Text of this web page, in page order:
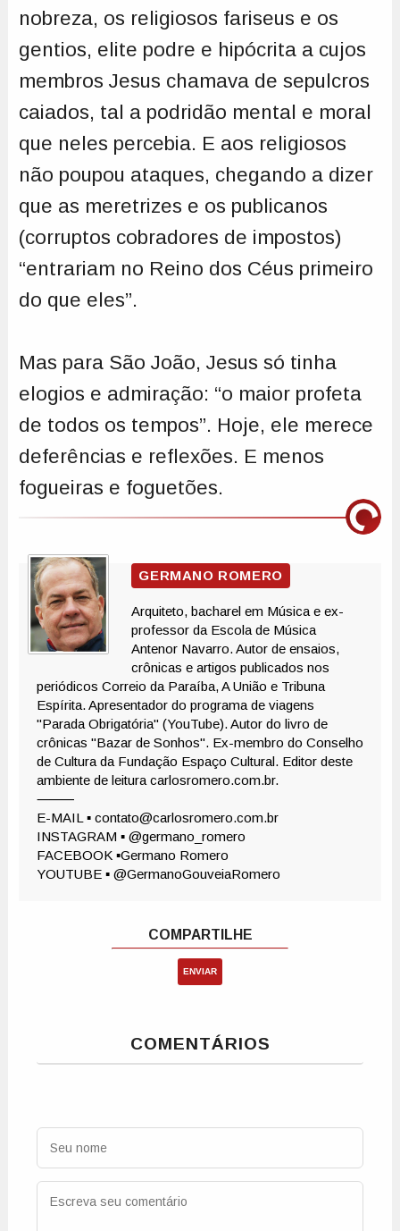
nobreza, os religiosos fariseus e os
gentios, elite podre e hipócrita a cujos
membros Jesus chamava de sepulcros
caiados, tal a podridão mental e moral
que neles percebia. E aos religiosos
não poupou ataques, chegando a dizer
que as meretrizes e os publicanos
(corruptos cobradores de impostos)
“entrariam no Reino dos Céus primeiro
do que eles”.
Mas para São João, Jesus só tinha
elogios e admiração: “o maior profeta
de todos os tempos”. Hoje, ele merece
deferências e reflexões. E menos
fogueiras e foguetões.
ENVIAR
COMENTÁRIOS